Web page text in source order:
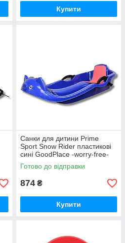
Купити
Санки для дитини Prime
Sport Snow Rider пластикові
сині GoodPlace -worry-free-
shopping-
Готово до відправки
874 ₴
Купити